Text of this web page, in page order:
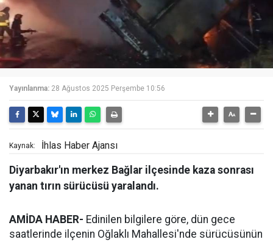
Yayınlanma: 28 Ağustos 2025 Perşembe 10:56
Kaynak: İhlas Haber Ajansı
Diyarbakır'ın merkez Bağlar ilçesinde kaza sonrası
yanan tırın sürücüsü yaralandı.
AMİDA HABER- Edinilen bilgilere göre, dün gece
saatlerinde ilçenin Oğlaklı Mahallesi'nde sürücüsünün